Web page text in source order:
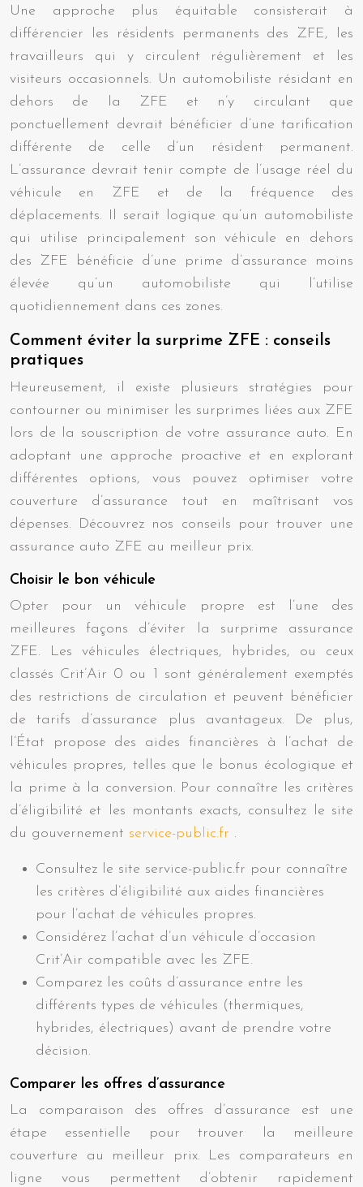
Une approche plus équitable consisterait à
différencier les résidents permanents des ZFE, les
travailleurs qui y circulent régulièrement et les
visiteurs occasionnels. Un automobiliste résidant en
dehors de la ZFE et n’y circulant que
ponctuellement devrait bénéficier d’une tarification
différente de celle d’un résident permanent.
L’assurance devrait tenir compte de l’usage réel du
véhicule en ZFE et de la fréquence des
déplacements. Il serait logique qu’un automobiliste
qui utilise principalement son véhicule en dehors
des ZFE bénéficie d’une prime d’assurance moins
élevée qu’un automobiliste qui l’utilise
quotidiennement dans ces zones.
Comment éviter la surprime ZFE : conseils
pratiques
Heureusement, il existe plusieurs stratégies pour
contourner ou minimiser les surprimes liées aux ZFE
lors de la souscription de votre assurance auto. En
adoptant une approche proactive et en explorant
différentes options, vous pouvez optimiser votre
couverture d’assurance tout en maîtrisant vos
dépenses. Découvrez nos conseils pour trouver une
assurance auto ZFE au meilleur prix.
Choisir le bon véhicule
Opter pour un véhicule propre est l’une des
meilleures façons d’éviter la surprime assurance
ZFE. Les véhicules électriques, hybrides, ou ceux
classés Crit’Air 0 ou 1 sont généralement exemptés
des restrictions de circulation et peuvent bénéficier
de tarifs d’assurance plus avantageux. De plus,
l’État propose des aides financières à l’achat de
véhicules propres, telles que le bonus écologique et
la prime à la conversion. Pour connaître les critères
d’éligibilité et les montants exacts, consultez le site
du gouvernement service-public.fr .
Consultez le site service-public.fr pour connaître
les critères d’éligibilité aux aides financières
pour l’achat de véhicules propres.
Considérez l’achat d’un véhicule d’occasion
Crit’Air compatible avec les ZFE.
Comparez les coûts d’assurance entre les
différents types de véhicules (thermiques,
hybrides, électriques) avant de prendre votre
décision.
Comparer les offres d’assurance
La comparaison des offres d’assurance est une
étape essentielle pour trouver la meilleure
couverture au meilleur prix. Les comparateurs en
ligne vous permettent d’obtenir rapidement